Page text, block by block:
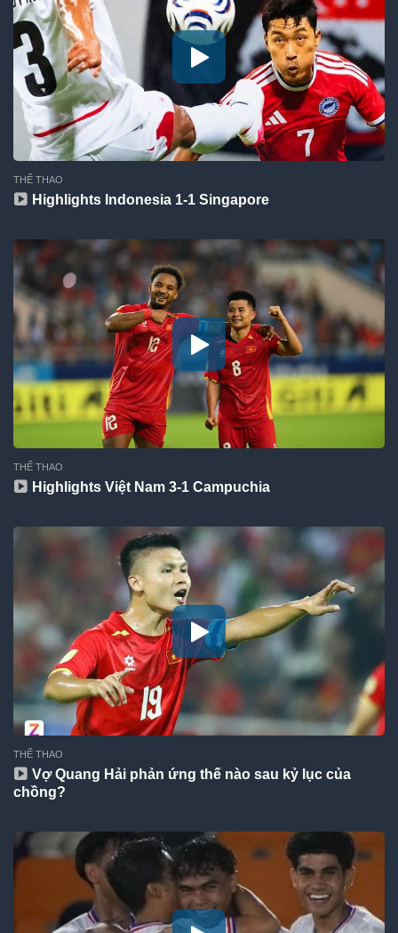
THỂ THAO
Highlights Indonesia 1-1 Singapore
THỂ THAO
Highlights Việt Nam 3-1 Campuchia
THỂ THAO
Vợ Quang Hải phản ứng thế nào sau kỷ lục của
chồng?